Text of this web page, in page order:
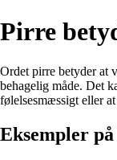
Pirre
Ordet pirre betyder at
behagelig måde. Det
følelsesmæssigt eller
Eksempler